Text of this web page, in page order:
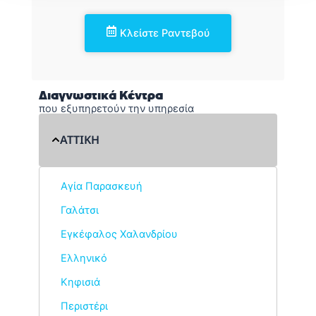
Κλείστε Ραντεβού
Διαγνωστικά Κέντρα
που εξυπηρετούν την υπηρεσία
ΑΤΤΙΚΗ
Αγία Παρασκευή
Γαλάτσι
Εγκέφαλος Χαλανδρίου
Ελληνικό
Κηφισιά
Περιστέρι